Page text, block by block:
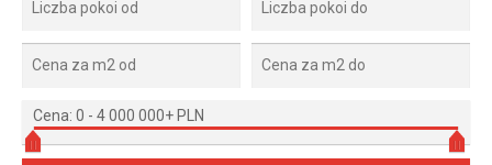
Cena: 0 - 4 000 000+ PLN